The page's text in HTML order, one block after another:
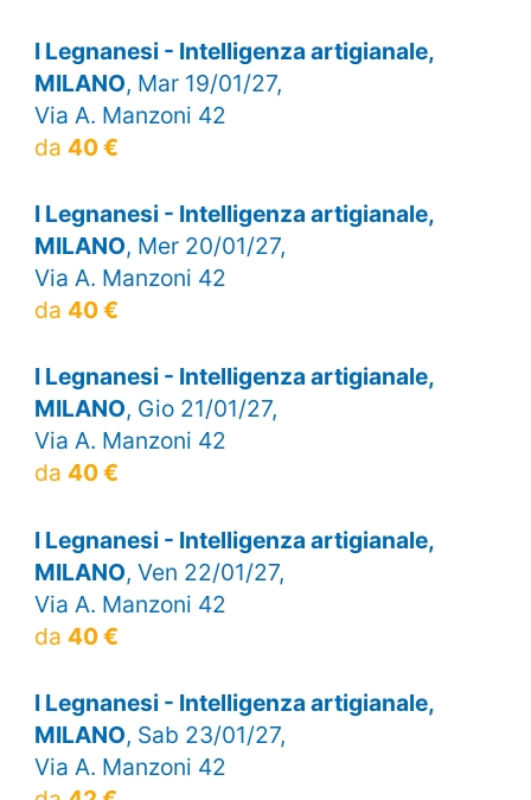
I Legnanesi - Intelligenza artigianale,
MILANO, Mar 19/01/27,
Via A. Manzoni 42
da 40 €
I Legnanesi - Intelligenza artigianale,
MILANO, Mer 20/01/27,
Via A. Manzoni 42
da 40 €
I Legnanesi - Intelligenza artigianale,
MILANO, Gio 21/01/27,
Via A. Manzoni 42
da 40 €
I Legnanesi - Intelligenza artigianale,
MILANO, Ven 22/01/27,
Via A. Manzoni 42
da 40 €
I Legnanesi - Intelligenza artigianale,
MILANO, Sab 23/01/27,
Via A. Manzoni 42